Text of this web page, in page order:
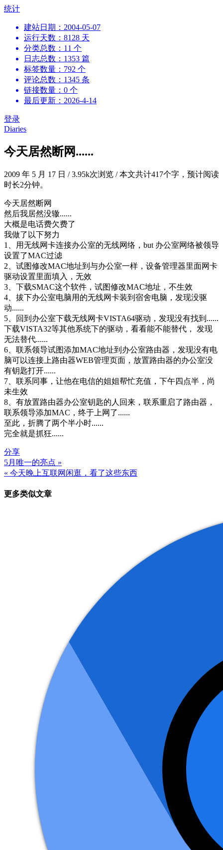
跳
统计
建站日期：2004-05-07
运行天数：8128 天
分类总数：11 个
日志总数：1353 篇
标签数量：792 个
评论总数：1345 条
链接数量：0 个
最后更新：2026-4-14
登录
Diaries
今天居然断网......
2009 年 5 月 17 日 /3.95k次浏览 /本文共计417个字，预计阅读
时长2分钟。
今天居然断网
然后我居然没辙......
大概是电话费欠费了
我做了以下努力
1、用无线网卡连接办公室的无线网络，but 办公室网络被领导
设置了MAC过滤
2、试图修改MAC地址到与办公室一样，设备管理器里面网卡
驱动设置里面填入，无效
3、下载SMAC这个软件，试图修改MAC地址，不生效
4、拔下办公室电脑用的无线网卡装到宿舍电脑，发现没驱
动......
5、回到办公室下载无线网卡VISTA64驱动，发现没有找到......
下载VISTA32等其他系统下的驱动，看看能不能替代， 发现
无法替代......
6、联系领导试图添加MAC地址到办公室路由器，发现没有电
脑可以连接上路由器WEB管理页面，放置路由器的办公室没
有钥匙打开......
7、联系同事，让他在电信的姐姐帮忙充值，下午四点半，尚
未生效
8、有放置路由器办公室钥匙的人回来，联系重启了路由器，
联系领导添加MAC，终于上网了......
至此，折腾了两个半小时......
完全就是抓狂......
分享
文
章
导
5月唯一的亮点 »
« 今天晚上互联网闲逛，看了这些东西
更多类似文章